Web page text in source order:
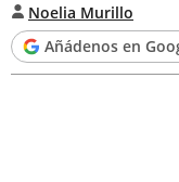
Noelia Murillo
Añádenos en